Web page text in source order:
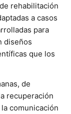
rehabilitación
a casos
para
diseños
que los
de
recuperación
comunicación